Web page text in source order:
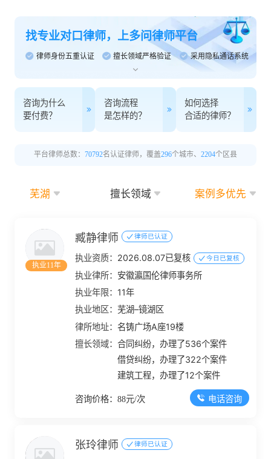
找专业对口律师，上多问律师平台
律师身份五重认证 擅长领域严格验证 采用隐私通话系统
咨询为什么
要付费？
咨询流程
是怎样的？
如何选择
合适的律师？
平台律师总数： 70792名认证律师，覆盖296个城市、 2204个区县
芜湖 擅长领域 案例多优先
执业11年
臧静律师 律师已认证
执业资质： 2026.08.07已复核 今日已复核
执业律所： 安徽瀛国伦律师事务所
执业年限： 11年
执业地区：芜湖–镜湖区
律所地址：名铸广场A座19楼
擅长领域：合同纠纷，办理了536个案件
借贷纠纷，办理了322个案件
建筑工程，办理了12个案件
咨询价格：88元/次 电话咨询
张玲律师 律师已认证